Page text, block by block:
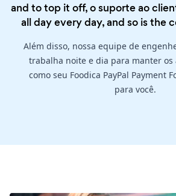
and to top it off, o suporte ao
all day every day, and so is the
Além disso, nossa equipe de
trabalha noite e dia para manter
como seu Foodica PayPal Payment
para você.